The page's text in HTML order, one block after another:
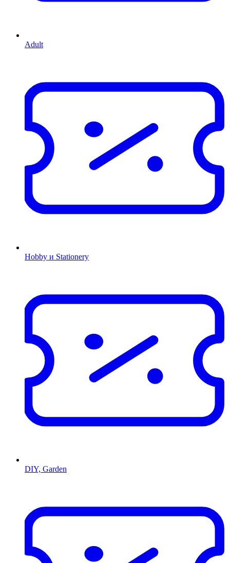
Adult
Hobby и Stationery
DIY, Garden